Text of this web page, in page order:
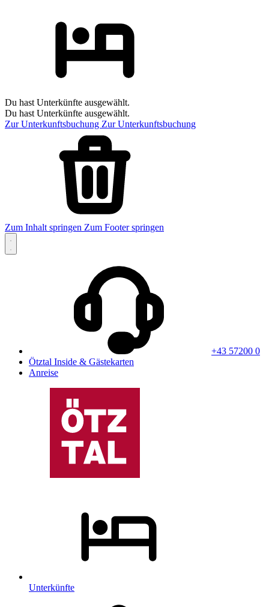
Du hast Unterkünfte ausgewählt.
Du hast Unterkünfte ausgewählt.
Zur Unterkunftsbuchung Zur Unterkunftsbuchung
Zum Inhalt springen Zum Footer springen
+43 57200 0
Ötztal Inside & Gästekarten
Anreise
Unterkünfte